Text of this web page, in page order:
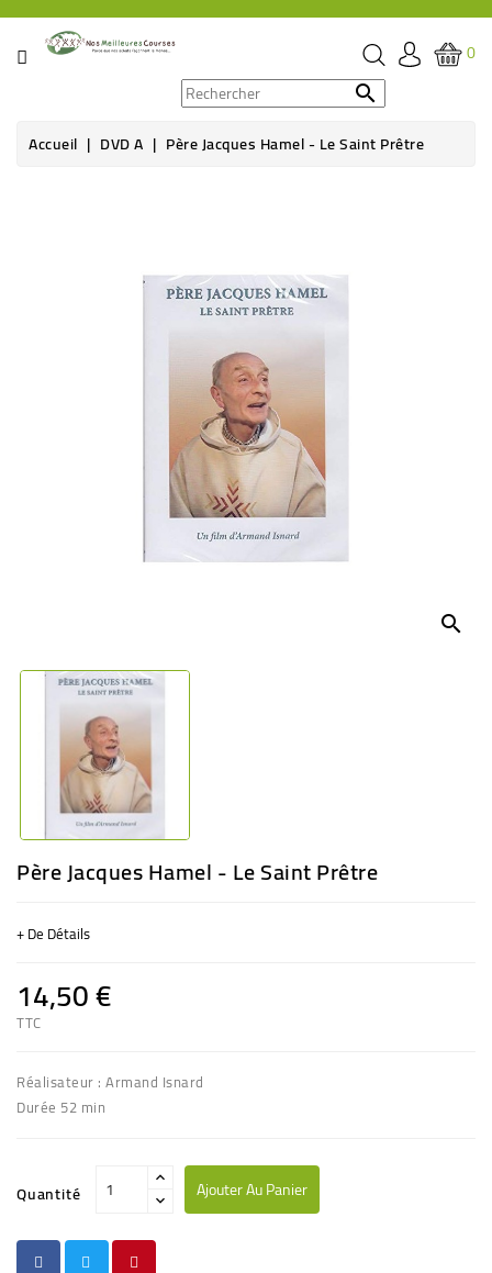
CATÉGORIE
ÉPICERIE
0

Accueil DVD A Père Jacques Hamel - Le Saint Prêtre
search
Père Jacques Hamel - Le Saint Prêtre
+ De Détails
14,50 €
TTC
Réalisateur : Armand Isnard
Durée 52 min
Quantité Ajouter Au Panier